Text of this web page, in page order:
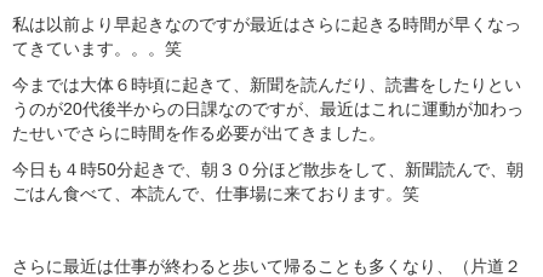
私は以前より早起きなのですが最近はさらに起きる時間が早くなっ
てきています。。。笑
今までは大体６時頃に起きて、新聞を読んだり、読書をしたりとい
うのが20代後半からの日課なのですが、最近はこれに運動が加わっ
たせいでさらに時間を作る必要が出てきました。
今日も４時50分起きで、朝３０分ほど散歩をして、新聞読んで、朝
ごはん食べて、本読んで、仕事場に来ております。笑
さらに最近は仕事が終わると歩いて帰ることも多くなり、（片道２